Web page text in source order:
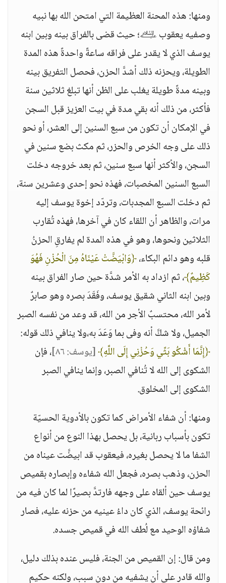
ومنها: هذه المحنة العظيمة التي امتحن الله بها نبيه
وصفيه يعقوب ﵇؛ حيث قضى بالفراق بينه وبين ابنه
يوسف الذي لا يقدر على فراقه ساعةً واحدةً هذه المدة
الطويلة، ويحزنه ذلك أشدَّ الحزن، فحصل التفريق بينه
وبينه مدةً طويلة يغلب على الظن أنها تبلغ ثلاثين سنة
فأكثر، من ذلك أنه بقي مدة في بيت العزيز قبل السجن
في الإمكان أن تكون من سبع السنين إلى العشر، أو نحو
ذلك على وجه الخرص والحزر، ثم مكث بضع سنين في
السجن، والأكثر أنها سبع سنين، ثم بعد خروجه دخلت
السبع السنين المخصبات، فهذه نحو إحدى وعشرين سنة،
ثم دخلت السبع المجدبات، وتردّد إخوة يوسف إليه
مرات، والظاهر أن اللقاء كان في آخرها، فهذه تُقارب
الثلاثين ونحوها، وهو في هذه المدة لم يفارقِ الحزنُ
قلبه وهو دائم البكاء،﴿وَابْيَضَّتْ عَيْنَاهُ مِنَ الْحُزْنِ فَهُوَ
كَظِيمٌ﴾، ثم ازداد به الأمر شدَّة حين صار الفراق بينه
وبين ابنه الثاني شقيق يوسف، وفَقَدَ بصره وهو صابرٌ
لأمر الله، محتسبٌ الأجر من الله، قد وعد من نفسه الصبر
الجميل، ولا شكَّ أنه وفى بما وَعَدَ به،ولا ينافي ذلك قوله:
﴿إِنَّمَا أَشْكُو بَثِّي وَحُزْنِي إِلَى اللَّهِ﴾[يوسف: ٨٦]
، فإن
الشكوى إلى الله لا تُنافي الصبر، وإنما ينافي الصبر
الشكوى إلى المخلوق.
ومنها: أن شفاء الأمراض كما تكون بالأدوية الحسيّة
تكون بأسباب ربانية، بل يحصل بهذا النوع من أنواع
الشفا ما لا يحصل بغيره، فيعقوب قد ابيضَّت عيناه من
الحزن، وذهب بصره، فجعل الله شفاءه وإبصاره بقميص
يوسف حين ألقاه على وجهه فارتدَّ بصيرًا لما كان فيه من
رائحة يوسف، الذي كان داءُ عينيه من حزنه عليه، فصار
شفاؤه الوحيد مع لُطف الله في قميص جسده.
ومن قال: إن القميص من الجنة، فليس عنده بذلك دليل،
والله قادر على أن يشفيه من دون سبب، ولكنه حكيم